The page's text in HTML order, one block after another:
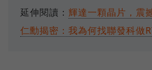
延伸閱讀： 輝達一顆晶片，震
仁勳揭密：我為何找聯發科做